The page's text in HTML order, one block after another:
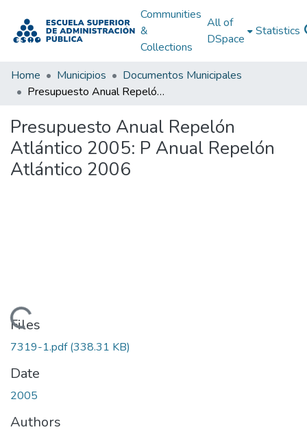
Communities
&
Collections
All of
DSpace
Statistics
Home Municipios
Documentos Municipales
Presupuesto Anual Repelón Atlántico 2005: P Anual Repelón Atlántico 2006
Presupuesto Anual Repelón
Atlántico 2005: P Anual Repelón
Atlántico 2006
Loading...
Files
7319-1.pdf(338.31 KB)
Date
2005
Authors